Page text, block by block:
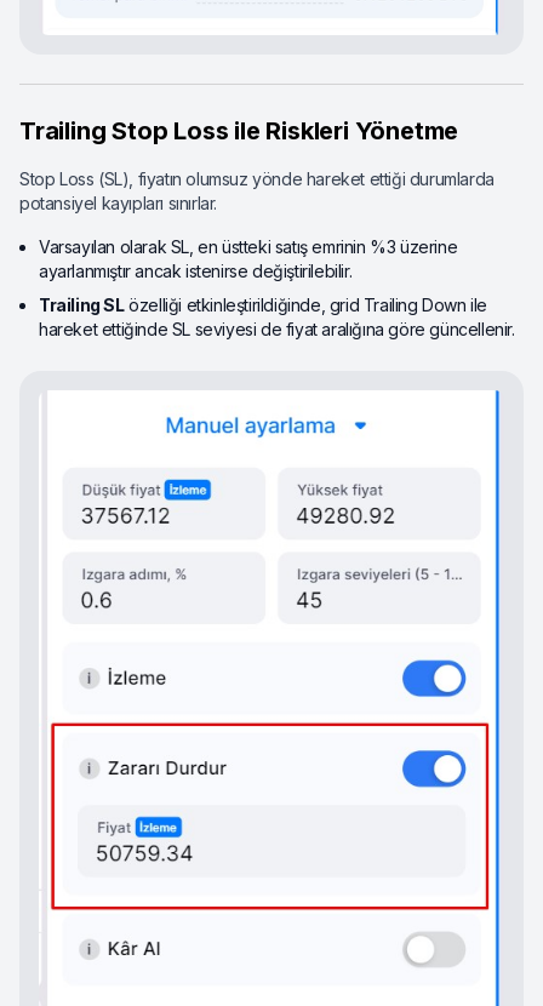
Trailing Stop Loss ile Riskleri Yönetme
Stop Loss (SL), fiyatın olumsuz yönde hareket ettiği durumlarda
potansiyel kayıpları sınırlar.
Varsayılan olarak SL, en üstteki satış emrinin %3 üzerine
ayarlanmıştır ancak istenirse değiştirilebilir.
Trailing SLözelliği etkinleştirildiğinde, grid Trailing Down ile
hareket ettiğinde SL seviyesi de fiyat aralığına göre güncellenir.